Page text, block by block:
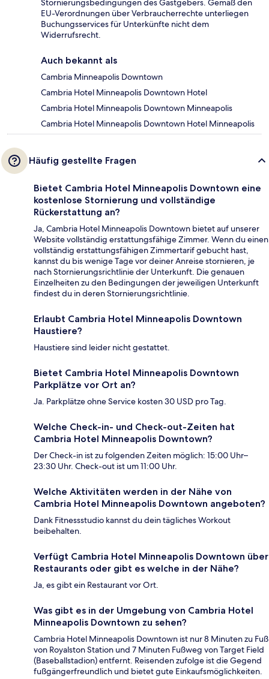
Stornierungsbedingungen des Gastgebers. Gemäß den
EU-Verordnungen über Verbraucherrechte unterliegen
Buchungsservices für Unterkünfte nicht dem
Widerrufsrecht.
Auch bekannt als
Cambria Minneapolis Downtown
Cambria Hotel Minneapolis Downtown Hotel
Cambria Hotel Minneapolis Downtown Minneapolis
Cambria Hotel Minneapolis Downtown Hotel Minneapolis
Häufig gestellte Fragen
Bietet Cambria Hotel Minneapolis Downtown eine
kostenlose Stornierung und vollständige
Rückerstattung an?
Ja, Cambria Hotel Minneapolis Downtown bietet auf unserer
Website vollständig erstattungsfähige Zimmer. Wenn du einen
vollständig erstattungsfähigen Zimmertarif gebucht hast,
kannst du bis wenige Tage vor deiner Anreise stornieren, je
nach Stornierungsrichtlinie der Unterkunft. Die genauen
Einzelheiten zu den Bedingungen der jeweiligen Unterkunft
findest du in deren Stornierungsrichtlinie.
Erlaubt Cambria Hotel Minneapolis Downtown
Haustiere?
Haustiere sind leider nicht gestattet.
Bietet Cambria Hotel Minneapolis Downtown
Parkplätze vor Ort an?
Ja. Parkplätze ohne Service kosten 30 USD pro Tag.
Welche Check-in- und Check-out-Zeiten hat
Cambria Hotel Minneapolis Downtown?
Der Check-in ist zu folgenden Zeiten möglich: 15:00 Uhr–
23:30 Uhr. Check-out ist um 11:00 Uhr.
Welche Aktivitäten werden in der Nähe von
Cambria Hotel Minneapolis Downtown angeboten?
Dank Fitnessstudio kannst du dein tägliches Workout
beibehalten.
Verfügt Cambria Hotel Minneapolis Downtown über
Restaurants oder gibt es welche in der Nähe?
Ja, es gibt ein Restaurant vor Ort.
Was gibt es in der Umgebung von Cambria Hotel
Minneapolis Downtown zu sehen?
Cambria Hotel Minneapolis Downtown ist nur 8 Minuten zu Fuß
von Royalston Station und 7 Minuten Fußweg von Target Field
(Baseballstadion) entfernt. Reisenden zufolge ist die Gegend
fußgängerfreundlich und bietet gute Einkaufsmöglichkeiten.